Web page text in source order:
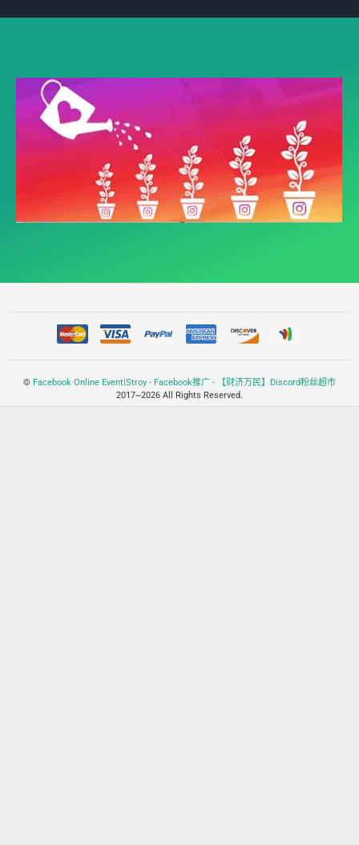
© Facebook Online Event|Stroy - Facebook推广 - 【财济万民】Discord粉丝超市
2017~2026 All Rights Reserved.